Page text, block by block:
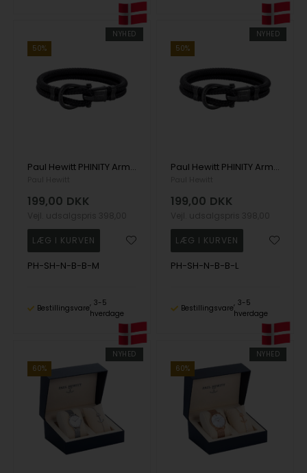
NYHED
50%
Paul Hewitt PHINITY Armbånd 18 cm - PH-SH-N-B-B-M
199,00 DKK
PH-SH-N-B-B-M
Bestillingsvare
3-5
hverdage
NYHED
50%
Paul Hewitt PHINITY Armbånd 19 cm - PH-SH-N-B-B-L
199,00 DKK
PH-SH-N-B-B-L
Bestillingsvare
3-5
hverdage
NYHED
60%
NYHED
60%